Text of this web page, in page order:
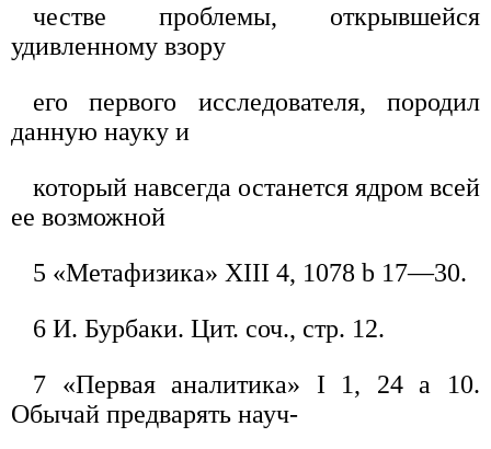
честве проблемы, открывшейся
удивленному взору
его первого исследователя, породил
данную науку и
который навсегда останется ядром всей
ее возможной
5 «Метафизика» XIII 4, 1078 b 17—30.
6 И. Бурбаки. Цит. соч., стр. 12.
7 «Первая аналитика» I 1, 24 а 10.
Обычай предварять науч-